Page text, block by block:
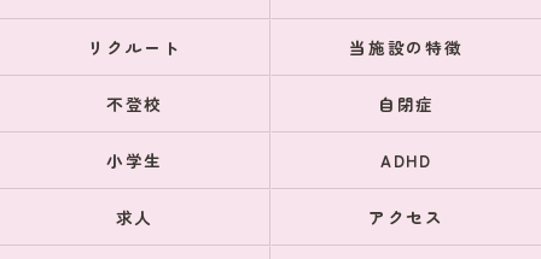
リクルート 当施設の特徴
不登校 自閉症
小学生 ADHD
求人 アクセス